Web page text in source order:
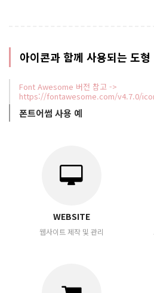
아이콘과 함께 사용되는 도형
Font Awesome 버전 참고 ->
https://fontawesome.com/v4.7.0/
폰트어썸 사용 예
WEBSITE
웹사이트 제작 및 관리